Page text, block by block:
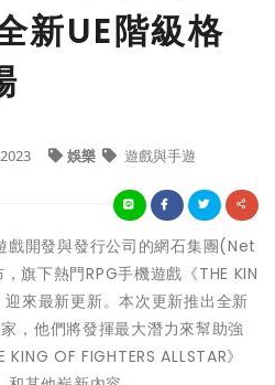
新UE階級格
娛樂 遊戲與手遊
戲開發與發行公司的網石集團(Net
下熱門RPG手機遊戲《THE KIN
迎來最新更新。本次更新推出全新
，他們將發揮最大潛力來幫助強
OF FIGHTERS ALLSTAR》